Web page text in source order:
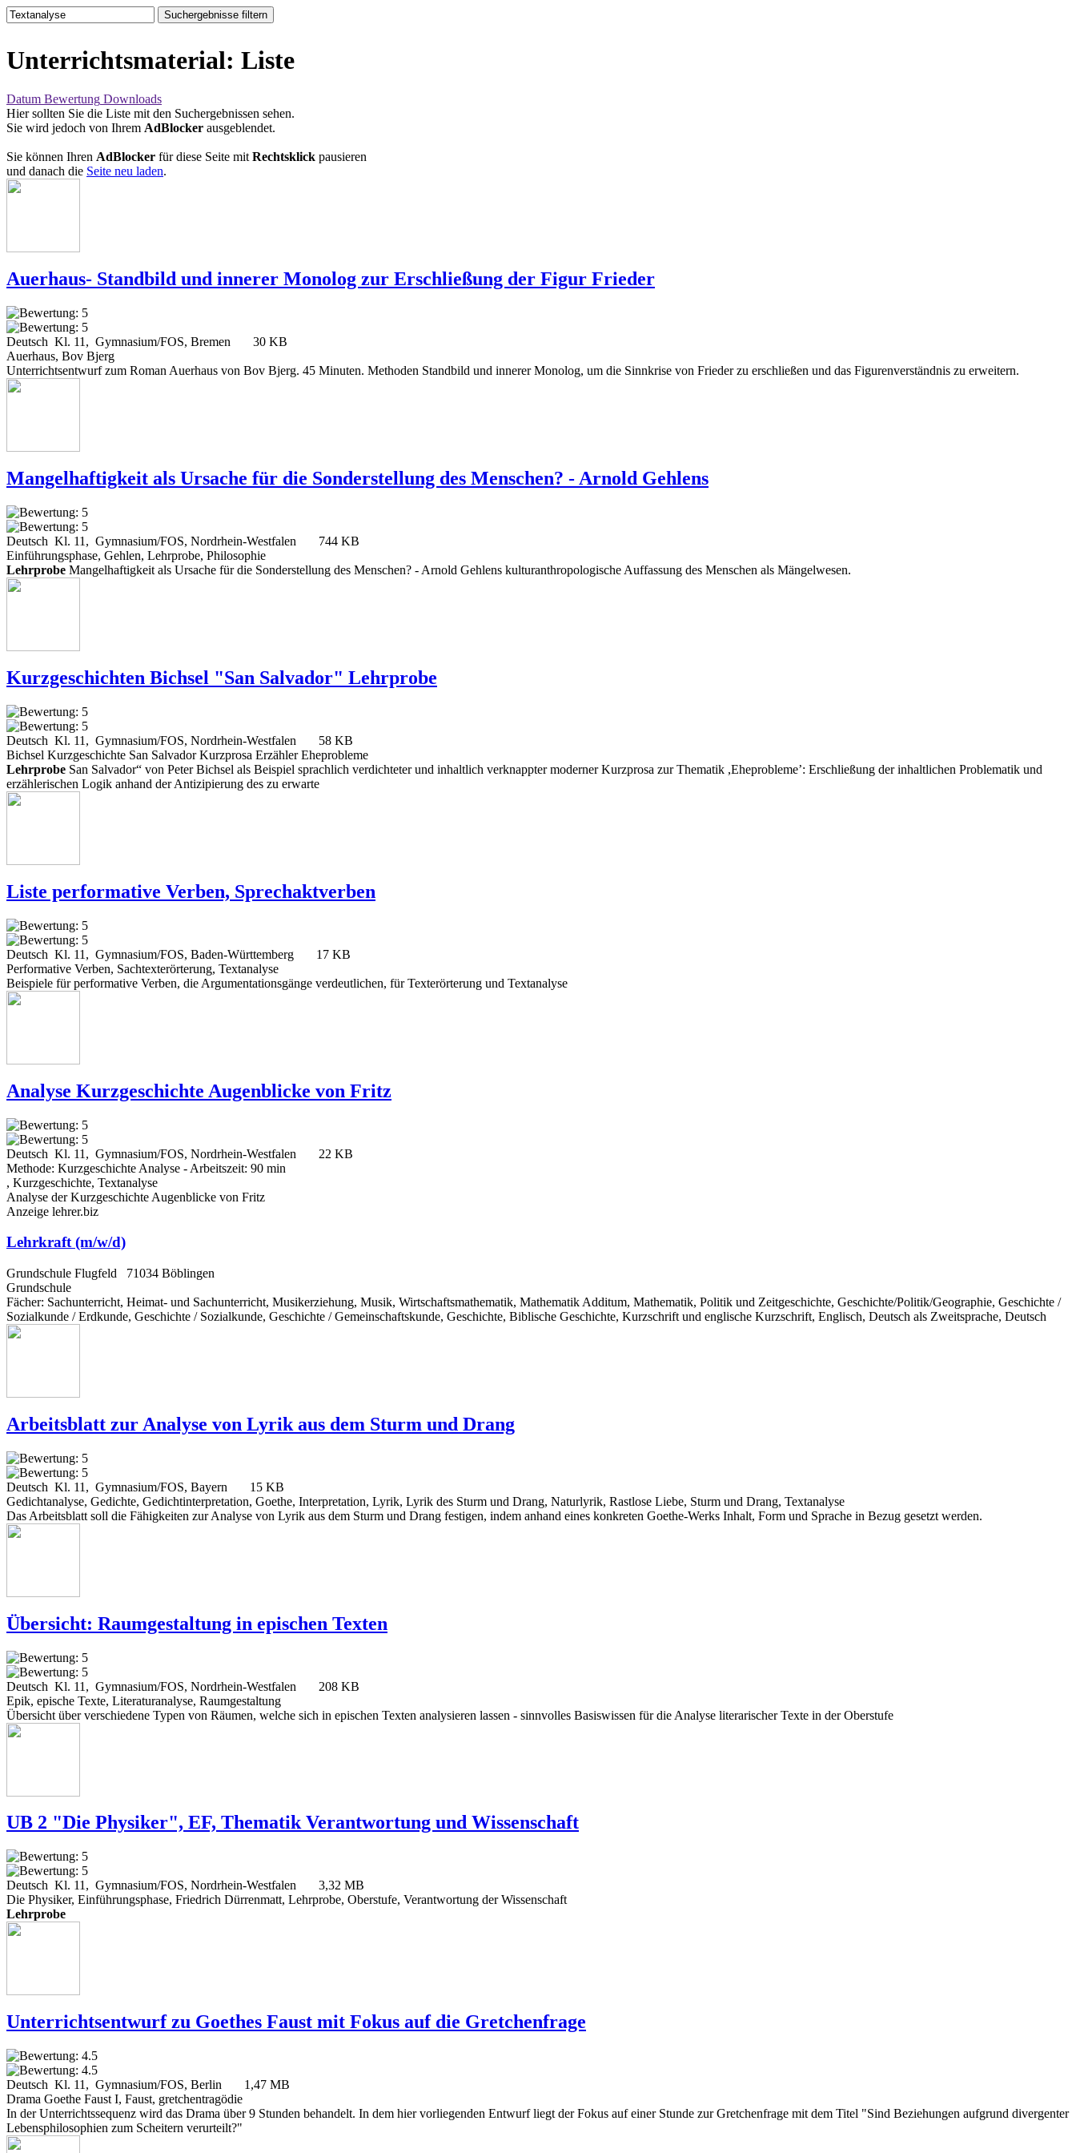
Suchergebnisse filtern
Unterrichtsmaterial: Liste
Datum Bewertung Downloads
Hier sollten Sie die Liste mit den Suchergebnissen sehen.
Sie wird jedoch von Ihrem AdBlocker ausgeblendet.
Sie können Ihren AdBlocker für diese Seite mitRechtsklick pausieren
und danach die Seite neu laden.
Auerhaus- Standbild und innerer Monolog zur Erschließung der Figur Frieder
Deutsch Kl. 11, Gymnasium/FOS, Bremen
30 KB
Auerhaus, Bov Bjerg
Unterrichtsentwurf zum Roman Auerhaus von Bov Bjerg. 45 Minuten. Methoden Standbild und innerer Monolog, um die Sinnkrise von Frieder zu erschließen und das Figurenverständnis zu erweitern.
Mangelhaftigkeit als Ursache für die Sonderstellung des Menschen? - Arnold Gehlens
Deutsch Kl. 11, Gymnasium/FOS, Nordrhein-Westfalen
744 KB
Einführungsphase, Gehlen, Lehrprobe, Philosophie
Lehrprobe Mangelhaftigkeit als Ursache für die Sonderstellung des Menschen? - Arnold Gehlens kulturanthropologische Auffassung des Menschen als Mängelwesen.
Kurzgeschichten Bichsel "San Salvador" Lehrprobe
Deutsch Kl. 11, Gymnasium/FOS, Nordrhein-Westfalen
58 KB
Bichsel Kurzgeschichte San Salvador Kurzprosa Erzähler Eheprobleme
Lehrprobe San Salvador“ von Peter Bichsel als Beispiel sprachlich verdichteter und inhaltlich verknappter moderner Kurzprosa zur Thematik ,Eheprobleme’: Erschließung der inhaltlichen Problematik und
erzählerischen Logik anhand der Antizipierung des zu erwarte
Liste performative Verben, Sprechaktverben
Deutsch Kl. 11, Gymnasium/FOS, Baden-Württemberg
17 KB
Performative Verben, Sachtexterörterung, Textanalyse
Beispiele für performative Verben, die Argumentationsgänge verdeutlichen, für Texterörterung und Textanalyse
Analyse Kurzgeschichte Augenblicke von Fritz
Deutsch Kl. 11, Gymnasium/FOS, Nordrhein-Westfalen
22 KB
Methode: Kurzgeschichte Analyse - Arbeitszeit: 90 min
, Kurzgeschichte, Textanalyse
Analyse der Kurzgeschichte Augenblicke von Fritz
Anzeige lehrer.biz
Lehrkraft (m/w/d)
Grundschule Flugfeld 71034 Böblingen
Grundschule
Fächer: Sachunterricht, Heimat- und Sachunterricht, Musikerziehung, Musik, Wirtschaftsmathematik, Mathematik Additum, Mathematik, Politik und Zeitgeschichte, Geschichte/Politik/Geographie, Geschichte /
Sozialkunde / Erdkunde, Geschichte / Sozialkunde, Geschichte / Gemeinschaftskunde, Geschichte, Biblische Geschichte, Kurzschrift und englische Kurzschrift, Englisch, Deutsch als Zweitsprache, Deutsch
Arbeitsblatt zur Analyse von Lyrik aus dem Sturm und Drang
Deutsch Kl. 11, Gymnasium/FOS, Bayern
15 KB
Gedichtanalyse, Gedichte, Gedichtinterpretation, Goethe, Interpretation, Lyrik, Lyrik des Sturm und Drang, Naturlyrik, Rastlose Liebe, Sturm und Drang, Textanalyse
Das Arbeitsblatt soll die Fähigkeiten zur Analyse von Lyrik aus dem Sturm und Drang festigen, indem anhand eines konkreten Goethe-Werks Inhalt, Form und Sprache in Bezug gesetzt werden.
Übersicht: Raumgestaltung in epischen Texten
Deutsch Kl. 11, Gymnasium/FOS, Nordrhein-Westfalen
208 KB
Epik, epische Texte, Literaturanalyse, Raumgestaltung
Übersicht über verschiedene Typen von Räumen, welche sich in epischen Texten analysieren lassen - sinnvolles Basiswissen für die Analyse literarischer Texte in der Oberstufe
UB 2 "Die Physiker", EF, Thematik Verantwortung und Wissenschaft
Deutsch Kl. 11, Gymnasium/FOS, Nordrhein-Westfalen
3,32 MB
Die Physiker, Einführungsphase, Friedrich Dürrenmatt, Lehrprobe, Oberstufe, Verantwortung der Wissenschaft
Lehrprobe
Unterrichtsentwurf zu Goethes Faust mit Fokus auf die Gretchenfrage
Deutsch Kl. 11, Gymnasium/FOS, Berlin
1,47 MB
Drama Goethe Faust I, Faust, gretchentragödie
In der Unterrichtssequenz wird das Drama über 9 Stunden behandelt. In dem hier vorliegenden Entwurf liegt der Fokus auf einer Stunde zur Gretchenfrage mit dem Titel "Sind Beziehungen aufgrund divergenter
Lebensphilosophien zum Scheitern verurteilt?"